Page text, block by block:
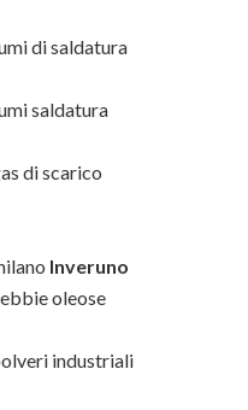
di saldatura
saldatura
di scarico
Inveruno
oleose
industriali